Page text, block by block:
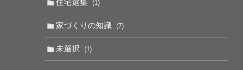
住宅選集 (1)
家づくりの知識 (7)
未選択 (1)